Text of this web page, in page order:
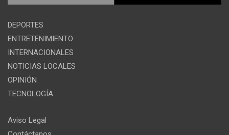
DEPORTES
ENTRETENIMIENTO
INTERNACIONALES
NOTICIAS LOCALES
OPINIÓN
TECNOLOGÍA
Aviso Legal